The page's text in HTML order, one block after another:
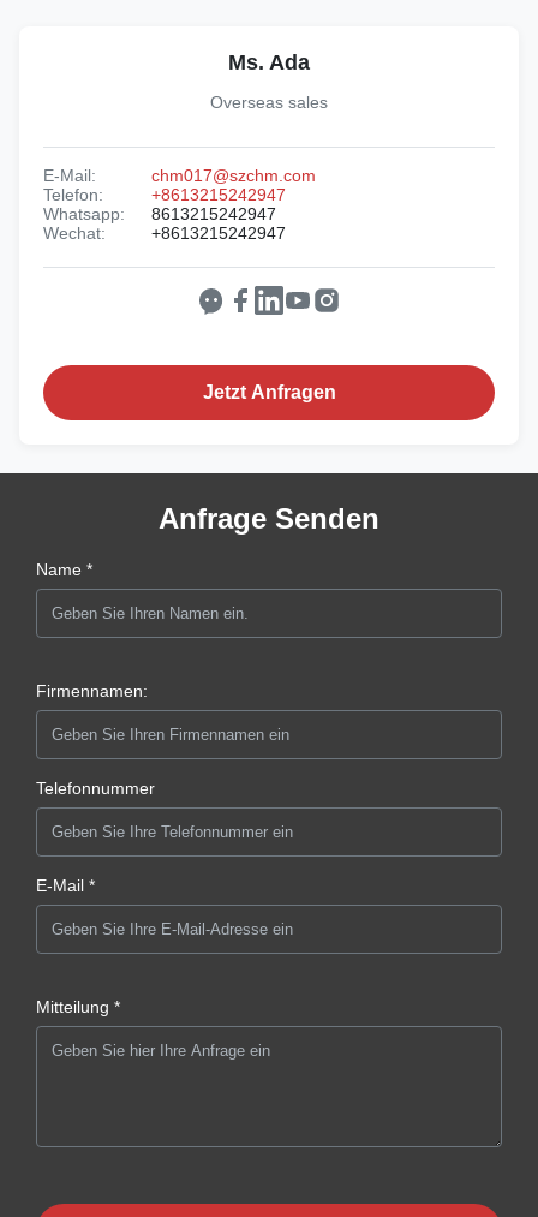
Ms. Ada
Overseas sales
E-Mail:
chm017@szchm.com
Telefon:
+8613215242947
Whatsapp:
8613215242947
Wechat:
+8613215242947
Jetzt Anfragen
Anfrage Senden
Name *
Firmennamen:
Telefonnummer
E-Mail *
Mitteilung *